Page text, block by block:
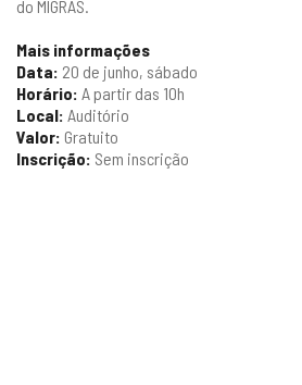
do MIGRAS.
Mais informações
Data: 20 de junho, sábado
Horário: A partir das 10h
Local: Auditório
Valor: Gratuito
Inscrição: Sem inscrição